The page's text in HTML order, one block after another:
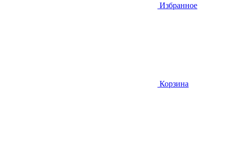
Избранное
Корзина